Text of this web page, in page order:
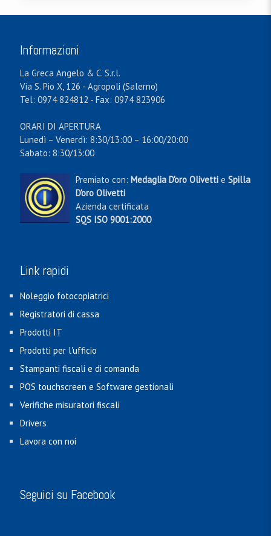
Informazioni
La Greca Angelo & C. S.r.l.
Via S. Pio X, 126 - Agropoli (Salerno)
Tel: 0974 824812 - Fax: 0974 823906
ORARI DI APERTURA
Lunedì – Venerdì: 8:30/13:00 – 16:00/20:00
Sabato: 8:30/13:00
Premiato con: Medaglia D'oro Olivetti e Spilla
D'oro Olivetti
Azienda certificata
SQS ISO 9001:2000
Link rapidi
Noleggio fotocopiatrici
Registratori di cassa
Prodotti IT
Prodotti per l'ufficio
Stampanti fiscali e di comanda
POS touchscreen e Software gestionali
Verifiche misuratori fiscali
Drivers
Lavora con noi
Seguici su Facebook